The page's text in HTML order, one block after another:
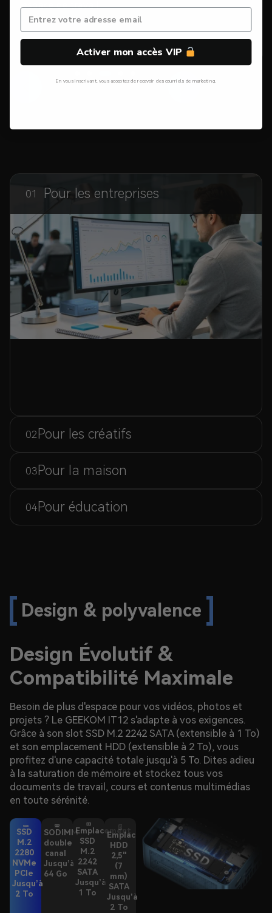
espace de travail.
01 Pour les entreprises
02 Pour les créatifs
03 Pour la maison
04 Pour éducation
Design & polyvalence
Design Évolutif &
Compatibilité Maximale
Besoin de plus d'espace pour vos vidéos, photos et
projets ? Le GEEKOM IT12 s'adapte à vos exigences.
Grâce à son slot SSD M.2 2242 SATA (extensible à 1 To)
et son emplacement HDD (extensible à 2 To), vous
profitez d'une capacité totale jusqu'à 5 To. Dites adieu
à la saturation de mémoire et stockez tous vos
documents de travail, cours et contenus multimédias
en toute sérénité.
SSD
M.2
2280
NVMe
PCIe
Jusqu’à
2 To
SODIMM
double
canal
Jusqu’à
64 Go
Emplacement
SSD
M.2
2242
SATA
Jusqu’à
1 To
Emplacement
HDD
2,5"
(7
mm)
SATA
Jusqu’à
2 To
Activer mon accès VIP
En vous inscrivant, vous acceptez de recevoir des courriels de marketing.